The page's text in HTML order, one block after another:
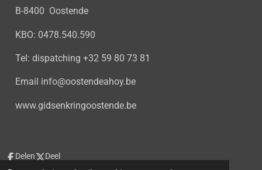
B-8400 Oostende
KBO: 0478.540.590
Tel: dispatching +32 59 80 73 81
Email info@oostendeahoy.be
www.gidsenkringoostende.be
Delen Deel